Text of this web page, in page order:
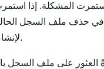
في حذف ملف السجل
Spine لإنشاء ملف جديد.